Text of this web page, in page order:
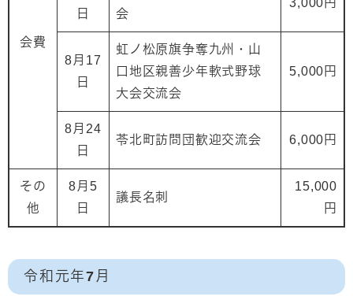
会費
日 会
3,000円
8月17
日
虹ノ松原旗争奪九州・山
口地区親善少年軟式野球
大会交流会
5,000円
8月24
日
苓北町訪問団歓迎交流会 6,000円
その
他
8月5
日
議長名刺
15,000
円
令和元年7月